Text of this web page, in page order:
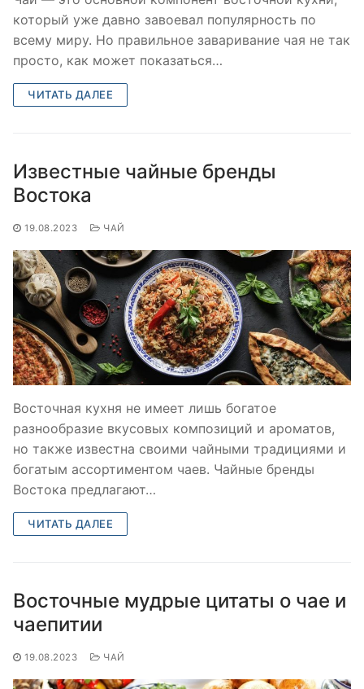
который уже давно завоевал популярность по
всему миру. Но правильное заваривание чая не так
просто, как может показаться…
ЧИТАТЬ ДАЛЕЕ
Известные чайные бренды
Востока
19.08.2023 ЧАЙ
Восточная кухня не имеет лишь богатое
разнообразие вкусовых композиций и ароматов,
но также известна своими чайными традициями и
богатым ассортиментом чаев. Чайные бренды
Востока предлагают…
ЧИТАТЬ ДАЛЕЕ
Восточные мудрые цитаты о чае и
чаепитии
19.08.2023 ЧАЙ